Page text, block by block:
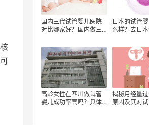
国内三代试管婴儿医院
对比哪家好？国内做三
外做试管婴儿费用对比
日本的试管
么样？去日
高龄女性在四川做试管
婴儿成功率高吗？具体
揭秘月经量
原因及其对